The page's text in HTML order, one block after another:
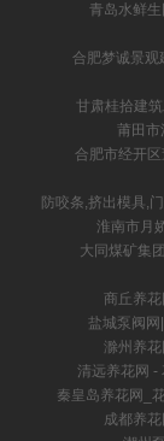
青岛水鲜
合肥梦诚景观
甘肃桂拾建
莆田市
合肥市经开
防咬条,挤出模具,
淮南市月
大同煤矿集
商丘养
盐城泵阀
滁州养
清远养花网 -
秦皇岛养花网_
成都养